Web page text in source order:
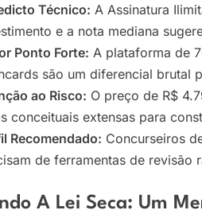
Técnico: A Assinatura
e a nota mediana
Ponto Forte: A plataforma de
são um diferencial brutal
ao Risco: O preço de R$
conceituais extensas para
Recomendado: Concurseiros
de ferramentas de revisão
A Lei Seca: Um